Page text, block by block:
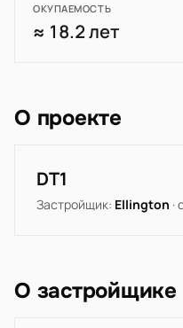
ОКУПАЕМОСТЬ
≈ 18.2 лет
О проекте
DT1
Застройщик: Ellington ·
О застройщике